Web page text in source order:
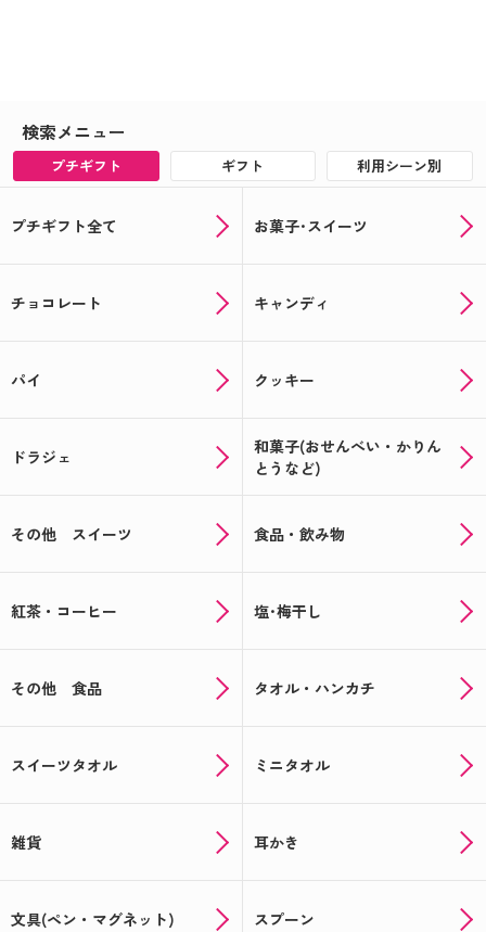
検索メニュー
プチギフト ギフト 利用シーン別
プチギフト全て お菓子･スイーツ
チョコレート キャンディ
パイ クッキー
ドラジェ
和菓子(おせんべい・かりん
とうなど)
その他 スイーツ 食品・飲み物
紅茶・コーヒー 塩･梅干し
その他 食品 タオル・ハンカチ
スイーツタオル ミニタオル
雑貨 耳かき
文具(ペン・マグネット) スプーン